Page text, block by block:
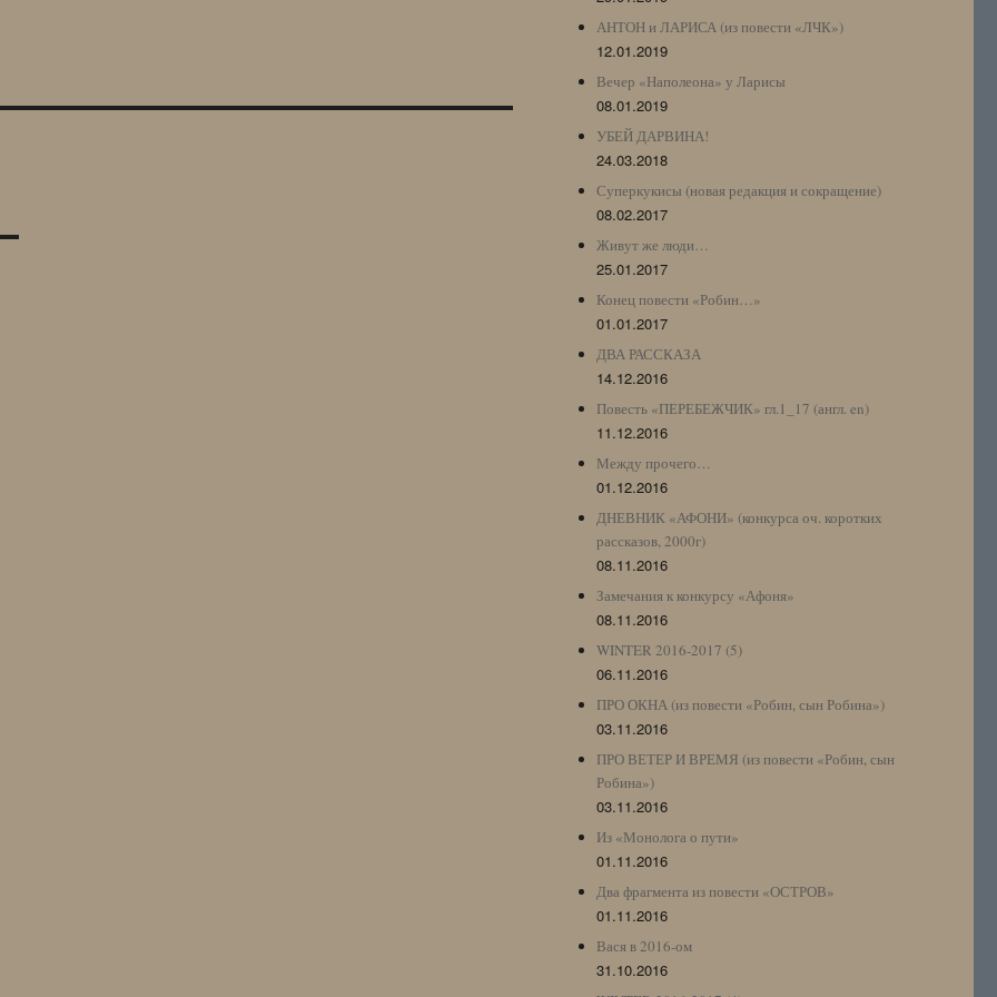
АНТОН и ЛАРИСА (из повести «ЛЧК»)
12.01.2019
Вечер «Наполеона» у Ларисы
08.01.2019
УБЕЙ ДАРВИНА!
24.03.2018
Суперкукисы (новая редакция и сокращение)
08.02.2017
Живут же люди…
25.01.2017
Конец повести «Робин…»
01.01.2017
ДВА РАССКАЗА
14.12.2016
Повесть «ПЕРЕБЕЖЧИК» гл.1_17 (англ. en)
11.12.2016
Между прочего…
01.12.2016
ДНЕВНИК «АФОНИ» (конкурса оч. коротких
рассказов, 2000г)
08.11.2016
Замечания к конкурсу «Афоня»
08.11.2016
WINTER 2016-2017 (5)
06.11.2016
ПРО ОКНА (из повести «Робин, сын Робина»)
03.11.2016
ПРО ВЕТЕР И ВРЕМЯ (из повести «Робин, сын
Робина»)
03.11.2016
Из «Монолога о пути»
01.11.2016
Два фрагмента из повести «ОСТРОВ»
01.11.2016
Вася в 2016-ом
31.10.2016